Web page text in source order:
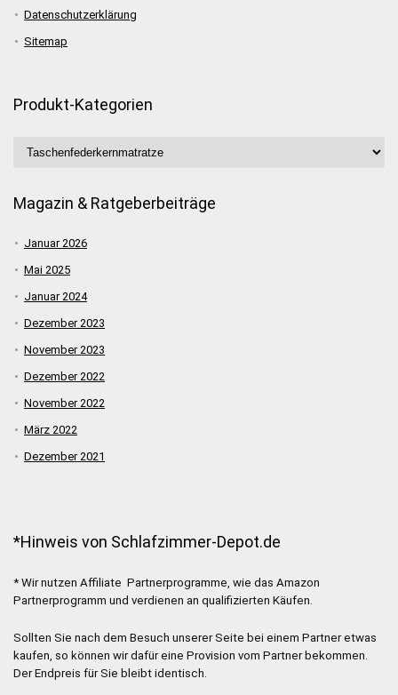
Datenschutzerklärung
Sitemap
Produkt-Kategorien
Magazin & Ratgeberbeiträge
Januar 2026
Mai 2025
Januar 2024
Dezember 2023
November 2023
Dezember 2022
November 2022
März 2022
Dezember 2021
*Hinweis von Schlafzimmer-Depot.de
* Wir nutzen Affiliate Partnerprogramme, wie das Amazon
Partnerprogramm und verdienen an qualifizierten Käufen.
Sollten Sie nach dem Besuch unserer Seite bei einem Partner etwas
kaufen, so können wir dafür eine Provision vom Partner bekommen.
Der Endpreis für Sie bleibt identisch.